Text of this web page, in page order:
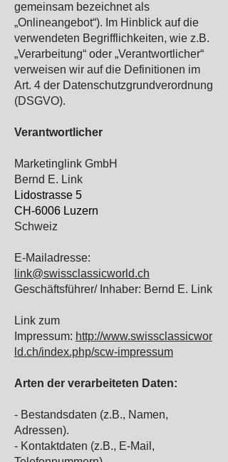
gemeinsam bezeichnet als
„Onlineangebot“). Im Hinblick auf die
verwendeten Begrifflichkeiten, wie z.B.
„Verarbeitung“ oder „Verantwortlicher“
verweisen wir auf die Definitionen im
Art. 4 der Datenschutzgrundverordnung
(DSGVO).
Verantwortlicher
Marketinglink GmbH
Bernd E. Link
Lidostrasse 5
CH-6006 Luzern
Schweiz
E-Mailadresse:
link@swissclassicworld.ch
Geschäftsführer/ Inhaber: Bernd E. Link
Link zum
Impressum: http://www.swissclassicwor
ld.ch/index.php/scw-impressum
Arten der verarbeiteten Daten:
- Bestandsdaten (z.B., Namen,
Adressen).
- Kontaktdaten (z.B., E-Mail,